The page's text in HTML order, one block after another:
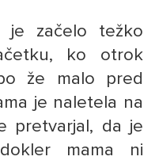
je začelo težko
ko otrok
že malo pred
je naletela na
pretvarjal, da je
mama ni